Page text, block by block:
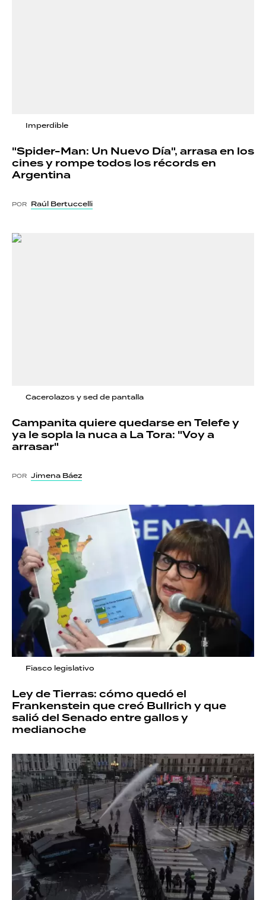
Imperdible
"Spider-Man: Un Nuevo Día", arrasa en los
cines y rompe todos los récords en
Argentina
POR Raúl Bertuccelli
Cacerolazos y sed de pantalla
Campanita quiere quedarse en Telefe y
ya le sopla la nuca a La Tora: "Voy a
arrasar"
POR Jimena Báez
Fiasco legislativo
Ley de Tierras: cómo quedó el
Frankenstein que creó Bullrich y que
salió del Senado entre gallos y
medianoche